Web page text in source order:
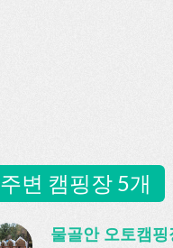
주변 캠핑장 5개
물골안 오토캠핑